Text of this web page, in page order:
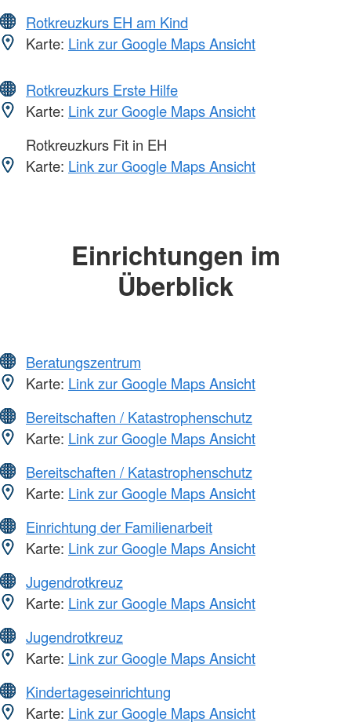
Rotkreuzkurs EH am Kind
Karte: Link zur Google Maps Ansicht
Rotkreuzkurs Erste Hilfe
Karte: Link zur Google Maps Ansicht
Rotkreuzkurs Fit in EH
Karte: Link zur Google Maps Ansicht
Einrichtungen im
Überblick
Beratungszentrum
Karte: Link zur Google Maps Ansicht
Bereitschaften / Katastrophenschutz
Karte: Link zur Google Maps Ansicht
Bereitschaften / Katastrophenschutz
Karte: Link zur Google Maps Ansicht
Einrichtung der Familienarbeit
Karte: Link zur Google Maps Ansicht
Jugendrotkreuz
Karte: Link zur Google Maps Ansicht
Jugendrotkreuz
Karte: Link zur Google Maps Ansicht
Kindertageseinrichtung
Karte: Link zur Google Maps Ansicht